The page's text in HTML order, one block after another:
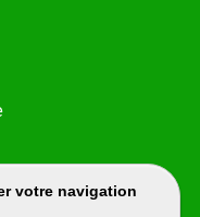
votre navigation